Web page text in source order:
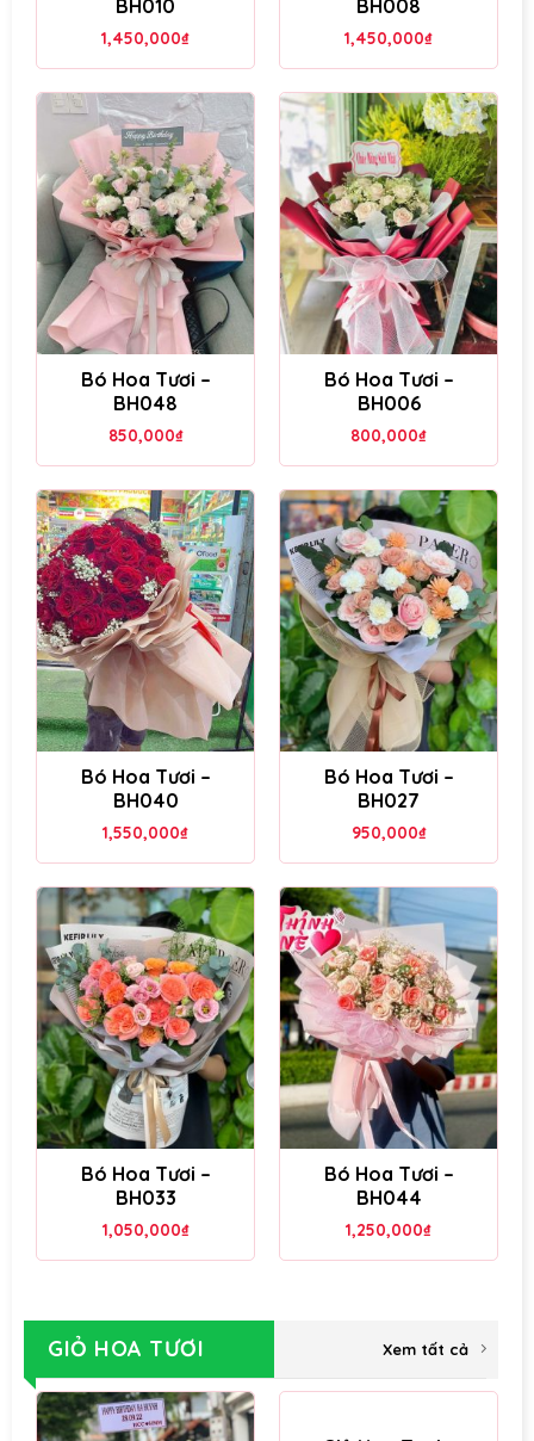
BH010
1,450,000₫
BH008
1,450,000₫
Bó Hoa Tươi –
BH048
850,000₫
Bó Hoa Tươi –
BH006
800,000₫
Bó Hoa Tươi –
BH040
1,550,000₫
Bó Hoa Tươi –
BH027
950,000₫
Bó Hoa Tươi –
BH033
1,050,000₫
Bó Hoa Tươi –
BH044
1,250,000₫
GIỎ HOA TƯƠI Xem tất cả